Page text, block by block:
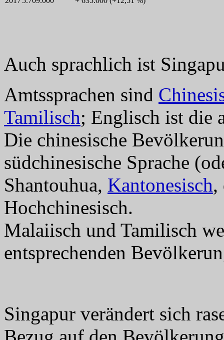
Auch sprachlich ist
Amtssprachen sind
Tamilisch; Englisch ist die
Die chinesische
südchinesische Sprache
Shantouhua, Kantonesisch,
Hochchinesisch.
Malaiisch und Tamilisch
entsprechenden
Singapur verändert sich